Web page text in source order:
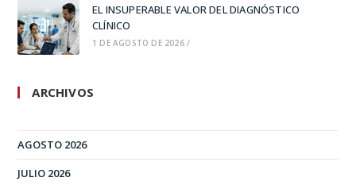
EL INSUPERABLE VALOR DEL DIAGNÓSTICO
CLÍNICO
1 DE AGOSTO DE 2026 /
ARCHIVOS
AGOSTO 2026
JULIO 2026